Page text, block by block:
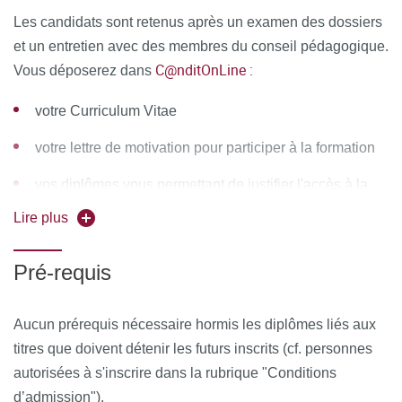
Pascal CACOT /
Claire CALMEJANE / Olivier CANCEIL / Patrick CHALTIEL
/ François CHAPIREAU / Naïssa CHÂTEAU / Marie
CONDEMINE / Geoffroy COUHET /
Marie de BOULAY / Raphaëlle De NEERGAARD /
GIBEY / Pascal GIBON / Cécile GLASER / Tim GREACEN
/ Elodie HERMANT / Philip ICHOU /
Emmanuelle JOUET / Corinne LAUNAY / Peggy
LEBORGNE Frédéric LEFRERE / François LERASLE /
Claire LE ROY HATALA / Philippe MAUGIRON /
Les candidats sont retenus après un examen des dossiers
et un entretien avec des membres du conseil pédagogique.
Vous déposerez dans C@nditOnLine :
votre Curriculum Vitae
votre lettre de motivation pour participer à la formation
vos diplômes vous permettant de justifier l'accès à la
formation
Lire plus
Pré-requis
Aucun prérequis nécessaire hormis les diplômes liés aux
titres que doivent détenir les futurs inscrits (cf. personnes
autorisées à s'inscrire dans la rubrique "Conditions
d’admission").